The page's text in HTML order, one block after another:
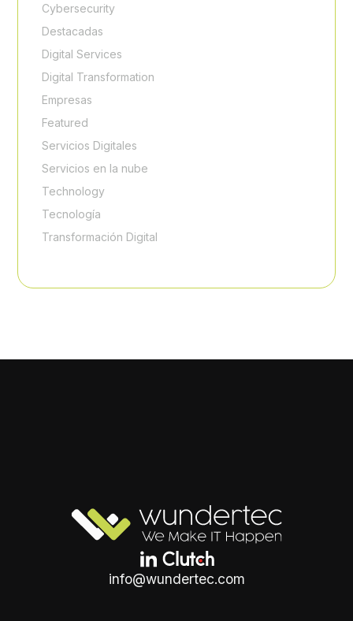
Cybersecurity
Destacadas
Digital Services
Digital Transformation
Empresas
Featured
Servicios Digitales
Servicios en la nube
Technology
Tecnología
Transformación Digital
info@wundertec.com